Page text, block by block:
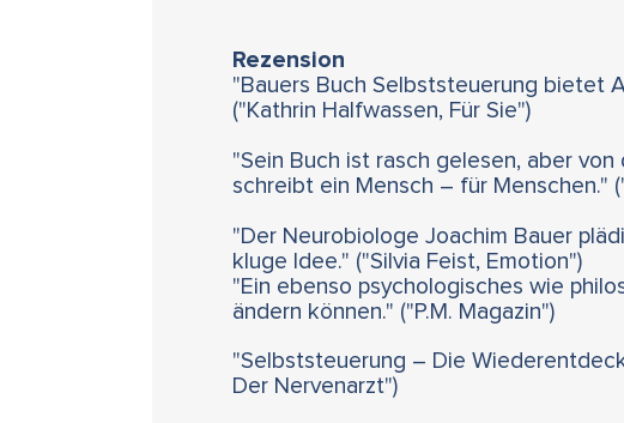
Rezension
"Bauers Buch Selbststeuerung bietet
("Kathrin Halfwassen, Für Sie")
"Sein Buch ist rasch gelesen, aber
schreibt ein Mensch – für Menschen."
"Der Neurobiologe Joachim Bauer
kluge Idee." ("Silvia Feist, Emotion")
"Ein ebenso psychologisches wie
ändern können." ("P.M. Magazin")
"Selbststeuerung – Die
Der Nervenarzt")